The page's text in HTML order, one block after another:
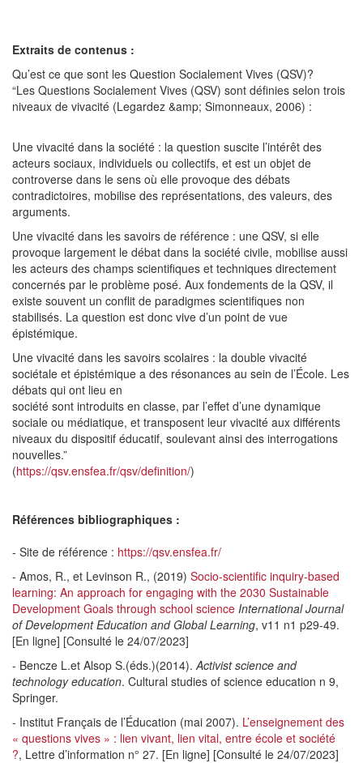
Extraits de contenus :
Qu’est ce que sont les Question Socialement Vives (QSV)?
“Les Questions Socialement Vives (QSV) sont définies selon trois
niveaux de vivacité (Legardez &amp; Simonneaux, 2006) :
Une vivacité dans la société : la question suscite l’intérêt des
acteurs sociaux, individuels ou collectifs, et est un objet de
controverse dans le sens où elle provoque des débats
contradictoires, mobilise des représentations, des valeurs, des
arguments.
Une vivacité dans les savoirs de référence : une QSV, si elle
provoque largement le débat dans la société civile, mobilise aussi
les acteurs des champs scientifiques et techniques directement
concernés par le problème posé. Aux fondements de la QSV, il
existe souvent un conflit de paradigmes scientifiques non
stabilisés. La question est donc vive d’un point de vue
épistémique.
Une vivacité dans les savoirs scolaires : la double vivacité
sociétale et épistémique a des résonances au sein de l’École. Les
débats qui ont lieu en
société sont introduits en classe, par l’effet d’une dynamique
sociale ou médiatique, et transposent leur vivacité aux différents
niveaux du dispositif éducatif, soulevant ainsi des interrogations
nouvelles.”
(https://qsv.ensfea.fr/qsv/definition/)
Références bibliographiques :
- Site de référence : https://qsv.ensfea.fr/
- Amos, R., et Levinson R., (2019) Socio-scientific inquiry-based
learning: An approach for engaging with the 2030 Sustainable
Development Goals through school science International Journal
of Development Education and Global Learning, v11 n1 p29-49.
[En ligne] [Consulté le 24/07/2023]
- Bencze L.et Alsop S.(éds.)(2014).Activist science and
technology education. Cultural studies of science education n 9,
Springer.
- Institut Français de l’Éducation (mai 2007). L’enseignement des
« questions vives » : lien vivant, lien vital, entre école et société
?, Lettre d’information n° 27. [En ligne] [Consulté le 24/07/2023]